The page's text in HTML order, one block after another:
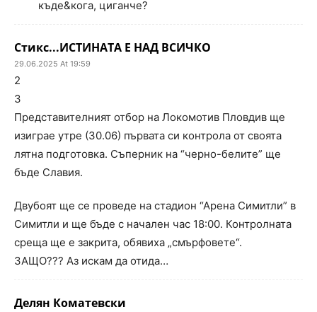
къде&кога, циганче?
Стикс...ИСТИНАТА Е НАД ВСИЧКО
29.06.2025 At 19:59
2
3
Представителният отбор на Локомотив Пловдив ще
изиграе утре (30.06) първата си контрола от своята
лятна подготовка. Съперник на “черно-белите” ще
бъде Славия.
Двубоят ще се проведе на стадион “Арена Симитли” в
Симитли и ще бъде с начален час 18:00. Контролната
среща ще е закрита, обявиха „смърфовете“.
ЗАЩО??? Аз искам да отида…
Делян Коматевски